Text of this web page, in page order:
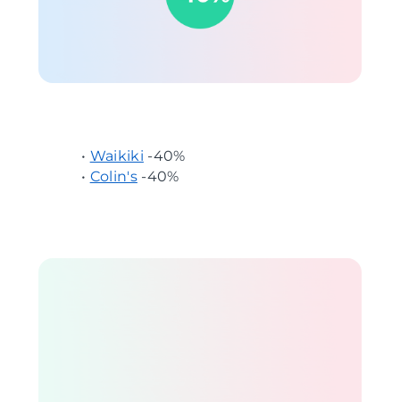
• Waikiki -40%
• Colin's-40%